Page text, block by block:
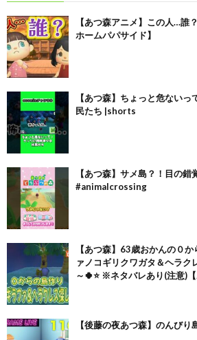
【あつ森アニメ】この人…
ホームパパサイド】
【あつ森】ちょっと危ない
民たち |shorts
【あつ森】サメ島？！目の
#animalcrossing
【あつ森】63歳おかんの０
ァノコギリクワガタ＆ヘラク
～🍀⭐ ※ネタバレあり(注意)
【後藤の夜あつ森】のんびり